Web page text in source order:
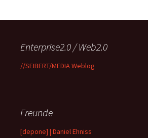
Enterprise2.0 / Web2.0
//SEIBERT/MEDIA Weblog
Freunde
[depone] | Daniel Ehniss